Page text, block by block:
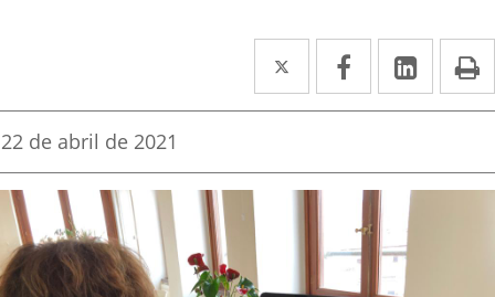
Twitter
Enlace
a
aplicación
externa.
Facebook
Enlace
a
aplicación
externa.
Enlace
a
Fecha
la
noticia
22 de abril de 2021